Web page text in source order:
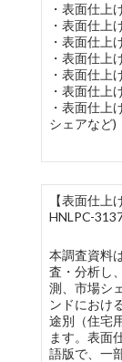
・表面仕上
・表面仕上
・表面仕上
・表面仕上
・表面仕上
・表面仕上
・表面仕上
シェアなど)
【表面仕上
HNLPC-
本調査資料
査・分析し
測、市場シ
ンドにおけ
途別（住宅
ます。表面
語版で、一